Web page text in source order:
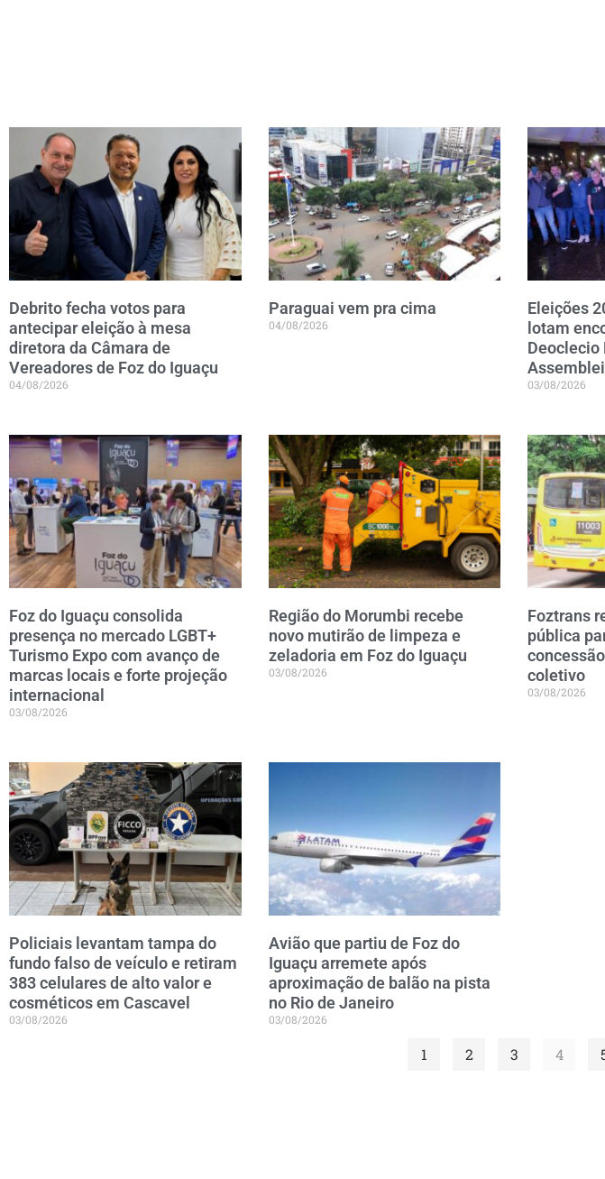
Debrito fecha votos para
antecipar eleição à mesa
diretora da Câmara de
Vereadores de Foz do Iguaçu
04/08/2026
Paraguai vem pra cima
04/08/2026
Eleições
lotam
Deoclecio
03/08/2026
Foz do Iguaçu consolida
presença no mercado LGBT+
Turismo Expo com avanço de
marcas locais e forte projeção
internacional
03/08/2026
Região do Morumbi recebe
novo mutirão de limpeza e
zeladoria em Foz do Iguaçu
03/08/2026
Foztrans
pública
coletivo
03/08/2026
Policiais levantam tampa do
fundo falso de veículo e retiram
383 celulares de alto valor e
cosméticos em Cascavel
03/08/2026
Avião que partiu de Foz do
Iguaçu arremete após
aproximação de balão na pista
no Rio de Janeiro
03/08/2026
1 2 3 4